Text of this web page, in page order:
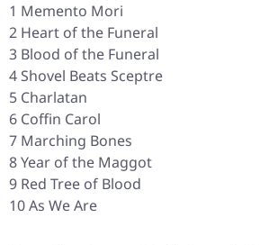
1 Memento Mori
2 Heart of the Funeral
3 Blood of the Funeral
4 Shovel Beats Sceptre
5 Charlatan
6 Coffin Carol
7 Marching Bones
8 Year of the Maggot
9 Red Tree of Blood
10 As We Are